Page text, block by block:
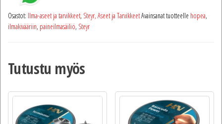
Osastot: Ilma-aseet ja tarvikkeet, Steyr, Aseet ja TarvikkeetAvainsanat tuotteelle hopea,
ilmakivääriin, paineilmasäiliö, Steyr
Tutustu myös